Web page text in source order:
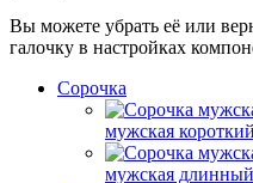
Вы можете убрать её или
галочку в настройках
Сорочка
мужская
мужская